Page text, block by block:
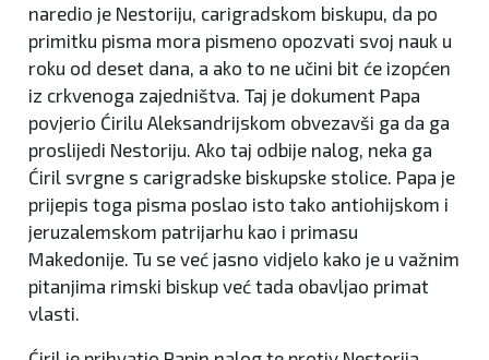
naredio je Nestoriju, carigradskom biskupu, da po
primitku pisma mora pismeno opozvati svoj nauk u
roku od deset dana, a ako to ne učini bit će izopćen
iz crkvenoga zajedništva. Taj je dokument Papa
povjerio Ćirilu Aleksandrijskom obvezavši ga da ga
proslijedi Nestoriju. Ako taj odbije nalog, neka ga
Ćiril svrgne s carigradske biskupske stolice. Papa je
prijepis toga pisma poslao isto tako antiohijskom i
jeruzalemskom patrijarhu kao i primasu
Makedonije. Tu se već jasno vidjelo kako je u važnim
pitanjima rimski biskup već tada obavljao primat
vlasti.